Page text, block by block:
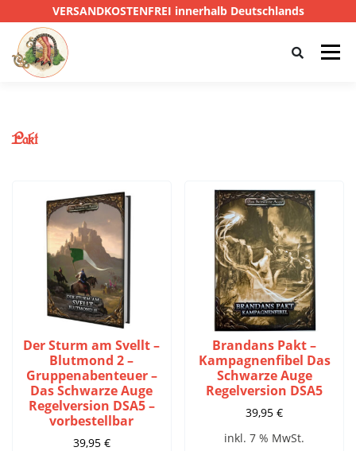
VERSANDKOSTENFREI innerhalb Deutschlands
Menü
SONSTIGE
Pakt
Der Sturm am Svellt –
Blutmond 2 –
Gruppenabenteuer –
Das Schwarze Auge
Regelversion DSA5 –
vorbestellbar
39,95 €
Brandans Pakt –
Kampagnenfibel Das
Schwarze Auge
Regelversion DSA5
39,95€
inkl. 7 % MwSt.